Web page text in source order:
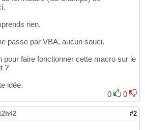
rien.
passe par VBA, aucun souci.
pour faire fonctionner cette macro sur le
?
idée.
0
0
#2